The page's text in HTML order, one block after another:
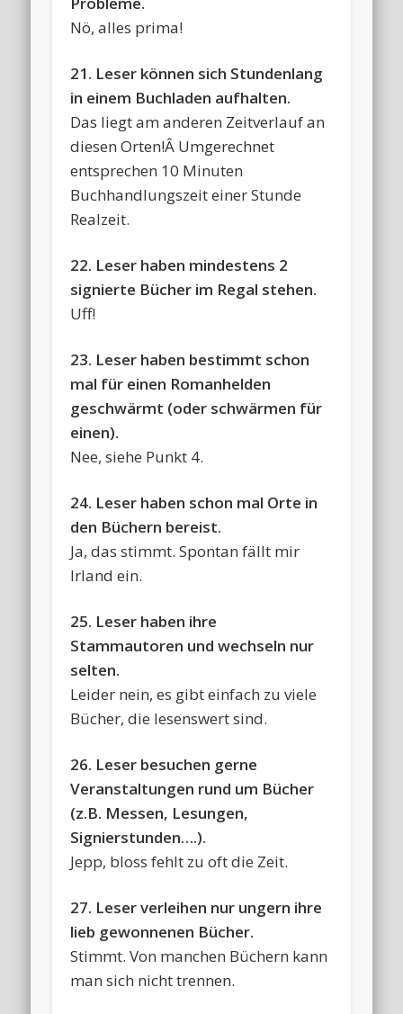
Nö, alles prima!
21. Leser können sich Stundenlang
in einem Buchladen aufhalten.
Das liegt am anderen Zeitverlauf an
diesen Orten!Â Umgerechnet
entsprechen 10 Minuten
Buchhandlungszeit einer Stunde
Realzeit.
22. Leser haben mindestens 2
signierte Bücher im Regal stehen.
Uff!
23. Leser haben bestimmt schon
mal für einen Romanhelden
geschwärmt (oder schwärmen für
einen).
Nee, siehe Punkt 4.
24. Leser haben schon mal Orte in
den Büchern bereist.
Ja, das stimmt. Spontan fällt mir
Irland ein.
25. Leser haben ihre
Stammautoren und wechseln nur
selten.
Leider nein, es gibt einfach zu viele
Bücher, die lesenswert sind.
26. Leser besuchen gerne
Veranstaltungen rund um Bücher
(z.B. Messen, Lesungen,
Signierstunden….).
Jepp, bloss fehlt zu oft die Zeit.
27. Leser verleihen nur ungern ihre
lieb gewonnenen Bücher.
Stimmt. Von manchen Büchern kann
man sich nicht trennen.